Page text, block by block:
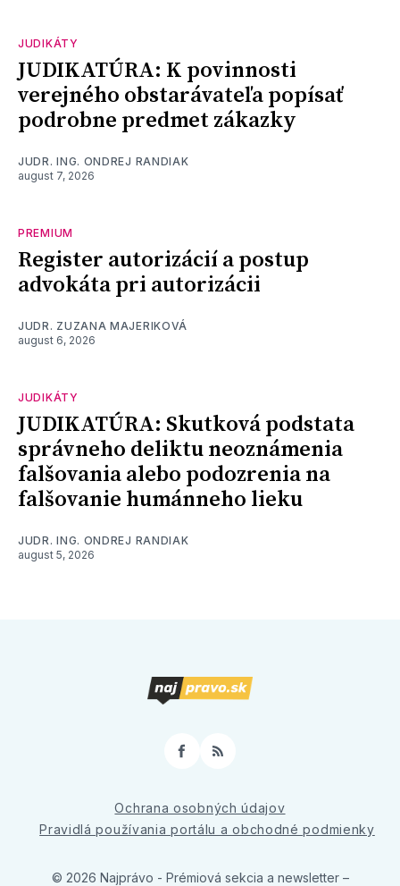
JUDIKÁTY
JUDIKATÚRA: K povinnosti
verejného obstarávateľa popísať
podrobne predmet zákazky
JUDR. ING. ONDREJ RANDIAK
august 7, 2026
PREMIUM
Register autorizácií a postup
advokáta pri autorizácii
JUDR. ZUZANA MAJERIKOVÁ
august 6, 2026
JUDIKÁTY
JUDIKATÚRA: Skutková podstata
správneho deliktu neoznámenia
falšovania alebo podozrenia na
falšovanie humánneho lieku
JUDR. ING. ONDREJ RANDIAK
august 5, 2026
Facebook
RSS
Ochrana osobných údajov
Pravidlá používania portálu a obchodné podmienky
© 2026 Najprávo - Prémiová sekcia a newsletter –